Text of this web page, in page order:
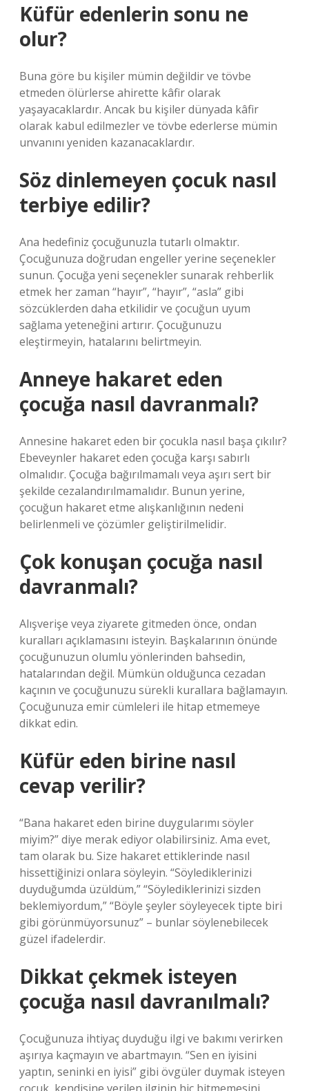
Küfür edenlerin sonu ne
olur?
Buna göre bu kişiler mümin değildir ve tövbe
etmeden ölürlerse ahirette kâfir olarak
yaşayacaklardır. Ancak bu kişiler dünyada kâfir
olarak kabul edilmezler ve tövbe ederlerse mümin
unvanını yeniden kazanacaklardır.
Söz dinlemeyen çocuk nasıl
terbiye edilir?
Ana hedefiniz çocuğunuzla tutarlı olmaktır.
Çocuğunuza doğrudan engeller yerine seçenekler
sunun. Çocuğa yeni seçenekler sunarak rehberlik
etmek her zaman “hayır”, “hayır”, “asla” gibi
sözcüklerden daha etkilidir ve çocuğun uyum
sağlama yeteneğini artırır. Çocuğunuzu
eleştirmeyin, hatalarını belirtmeyin.
Anneye hakaret eden
çocuğa nasıl davranmalı?
Annesine hakaret eden bir çocukla nasıl başa çıkılır?
Ebeveynler hakaret eden çocuğa karşı sabırlı
olmalıdır. Çocuğa bağırılmamalı veya aşırı sert bir
şekilde cezalandırılmamalıdır. Bunun yerine,
çocuğun hakaret etme alışkanlığının nedeni
belirlenmeli ve çözümler geliştirilmelidir.
Çok konuşan çocuğa nasıl
davranmalı?
Alışverişe veya ziyarete gitmeden önce, ondan
kuralları açıklamasını isteyin. Başkalarının önünde
çocuğunuzun olumlu yönlerinden bahsedin,
hatalarından değil. Mümkün olduğunca cezadan
kaçının ve çocuğunuzu sürekli kurallara bağlamayın.
Çocuğunuza emir cümleleri ile hitap etmemeye
dikkat edin.
Küfür eden birine nasıl
cevap verilir?
“Bana hakaret eden birine duygularımı söyler
miyim?” diye merak ediyor olabilirsiniz. Ama evet,
tam olarak bu. Size hakaret ettiklerinde nasıl
hissettiğinizi onlara söyleyin. “Söylediklerinizi
duyduğumda üzüldüm,” “Söylediklerinizi sizden
beklemiyordum,” “Böyle şeyler söyleyecek tipte biri
gibi görünmüyorsunuz” – bunlar söylenebilecek
güzel ifadelerdir.
Dikkat çekmek isteyen
çocuğa nasıl davranılmalı?
Çocuğunuza ihtiyaç duyduğu ilgi ve bakımı verirken
aşırıya kaçmayın ve abartmayın. “Sen en iyisini
yaptın, seninki en iyisi” gibi övgüler duymak isteyen